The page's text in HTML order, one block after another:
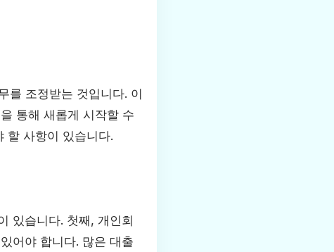
를 조정받는 것입니다. 이
통해 새롭게 시작할 수
할 사항이 있습니다.
있습니다. 첫째, 개인회
어야 합니다. 많은 대출